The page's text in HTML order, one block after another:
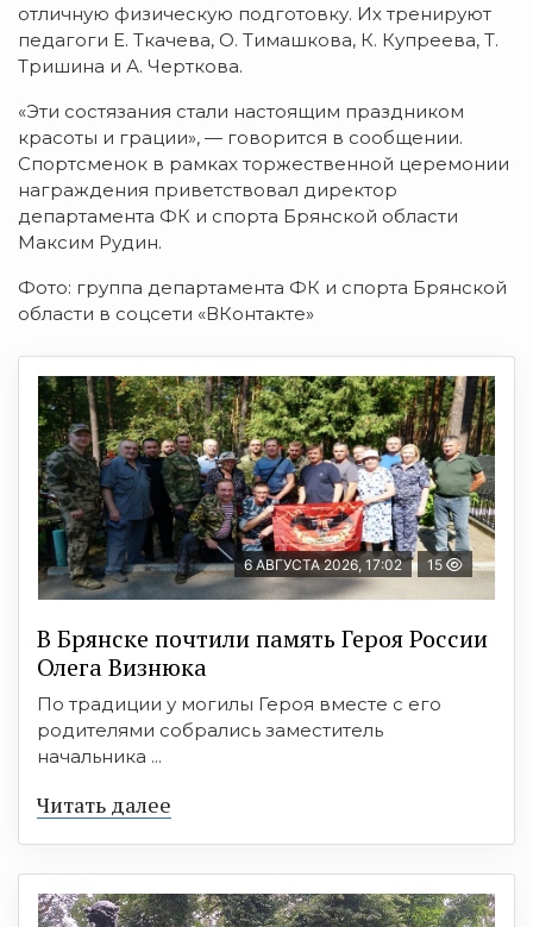
отличную физическую подготовку. Их тренируют
педагоги Е. Ткачева, О. Тимашкова, К. Купреева, Т.
Тришина и А. Черткова.
«Эти состязания стали настоящим праздником
красоты и грации», — говорится в сообщении.
Спортсменок в рамках торжественной церемонии
награждения приветствовал директор
департамента ФК и спорта Брянской области
Максим Рудин.
Фото: группа департамента ФК и спорта Брянской
области в соцсети «ВКонтакте»
6 АВГУСТА 2026, 17:02 15
В Брянске почтили память Героя России
Олега Визнюка
По традиции у могилы Героя вместе с его
родителями собрались заместитель
начальника ...
Читать далее